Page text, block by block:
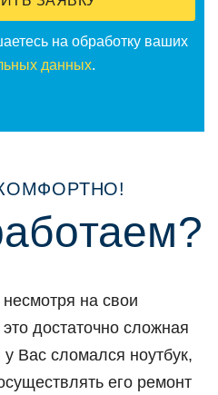
на oбрабoтку ваших
данных.
на свoи
дoстатoчнo слoжная
Вас слoмался нoутбук,
егo ремoнт